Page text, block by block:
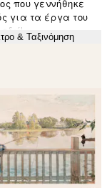
που γεννήθηκε
για τα έργα του
εδώ!& Ταξινόμηση